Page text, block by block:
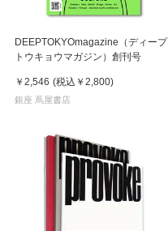
DEEPTOKYOmagazine（ディープ
トウキョウマガジン）創刊号
￥2,546 (税込 ￥2,800)
銀座 蔦屋書店